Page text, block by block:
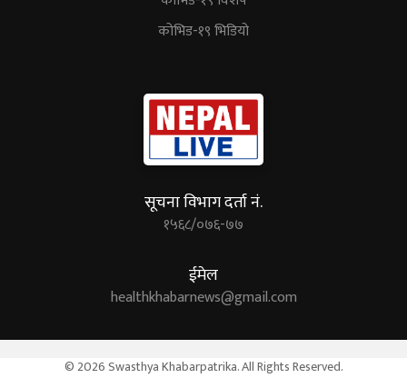
कोभिड-१९ भिडियो
सूचना विभाग दर्ता नं.
१५६८/०७६-७७
ईमेल
healthkhabarnews@gmail.com
© 2026 Swasthya Khabarpatrika. All Rights Reserved.